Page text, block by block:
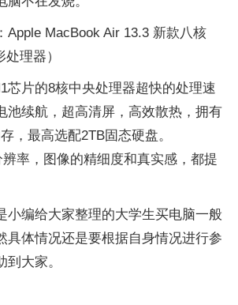
MacBook Air 13.3 新款八核
理器）
片的8核中央处理器超快的处理速
池续航，超高清屏，高效散热，拥有
，最高选配2TB固态硬盘。
辨率，图像的精细度和真实感，都提
编给大家整理的大学生买电脑一般
具体情况还是要根据自身情况进行参
大家。